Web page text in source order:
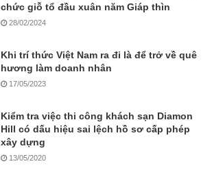
chức giỗ tổ đầu xuân năm Giáp thìn
28/02/2024
Khi trí thức Việt Nam ra đi là để trở về quê
hương làm doanh nhân
17/05/2023
Kiểm tra việc thi công khách sạn Diamon
Hill có dấu hiệu sai lệch hồ sơ cấp phép
xây dựng
13/05/2020